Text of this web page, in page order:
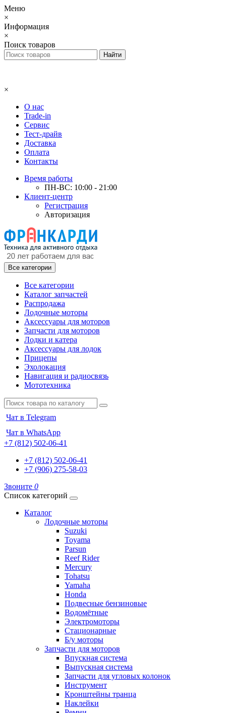
Меню
×
Информация
×
Поиск товаров
×
О нас
Trade-in
Сервис
Тест-драйв
Доставка
Оплата
Контакты
Время работы
ПН-ВС: 10:00 - 21:00
Клиент-центр
Регистрация
Авторизация
Все категории
Все категории
Каталог запчастей
Распродажа
Лодочные моторы
Аксессуары для моторов
Запчасти для моторов
Лодки и катера
Аксессуары для лодок
Прицепы
Эхолокация
Навигация и радиосвязь
Мототехника
Чат в Telegram
Чат в WhatsApp
+7 (812) 502-06-41
+7 (812) 502-06-41
+7 (906) 275-58-03
Звоните 0
Список категорий
Каталог
Лодочные моторы
Suzuki
Toyama
Parsun
Reef Rider
Mercury
Tohatsu
Yamaha
Honda
Подвесные бензиновые
Водомётные
Электромоторы
Стационарные
Б/у моторы
Запчасти для моторов
Впускная система
Выпускная система
Запчасти для угловых колонок
Инструмент
Кронштейны транца
Наклейки